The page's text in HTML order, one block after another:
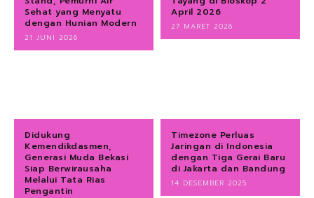
Sehat yang Menyatu
dengan Hunian Modern
21 JUNI 2026
April 2026
27 MARET 2026
Didukung
Kemendikdasmen,
Generasi Muda Bekasi
Siap Berwirausaha
Melalui Tata Rias
Pengantin
Timezone Perluas
Jaringan di Indonesia
dengan Tiga Gerai Baru
di Jakarta dan Bandung
14 DESEMBER 2025